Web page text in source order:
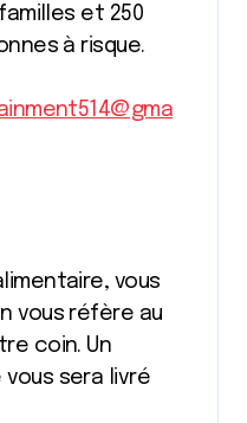
et 250
à risque.
vous
vous réfère au
coin. Un
vous sera livré